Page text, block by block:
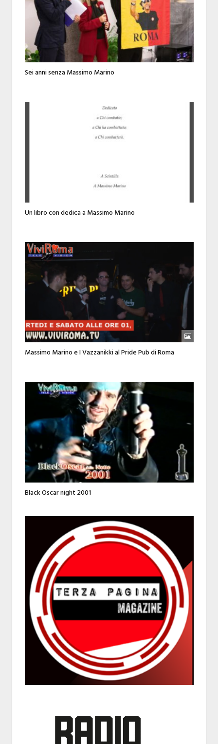
Sei anni senza Massimo Marino
Un libro con dedica a Massimo Marino
Massimo Marino e I Vazzanikki al Pride Pub di Roma
Black Oscar night 2001